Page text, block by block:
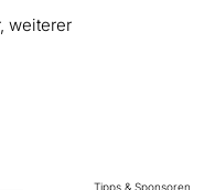
weiterer
Tipps & Sponsoren